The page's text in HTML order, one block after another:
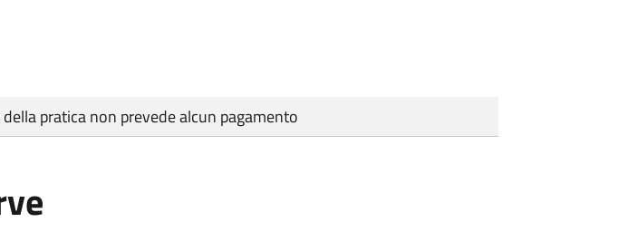
pratica non prevede alcun pagamento